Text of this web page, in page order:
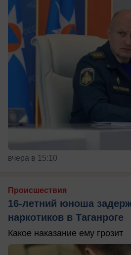
вчера в 15:10
Происшествия
16-летний юноша
наркотиков в Таганроге
Какое наказание ему грозит